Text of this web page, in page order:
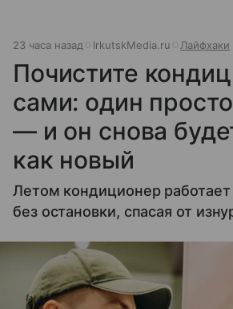
23 часа назад IrkutskMedia.ru Лайфхаки
Почистите
сами: один
— и он снова
как новый
Летом кондиционер работает
без остановки, спасая от